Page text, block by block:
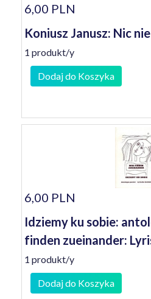
6,00 PLN
Koniusz Janusz: Nic
1 produkt/y
Dodaj do Koszyka
6,00 PLN
Idziemy ku sobie:
finden zueinander:
1 produkt/y
Dodaj do Koszyka